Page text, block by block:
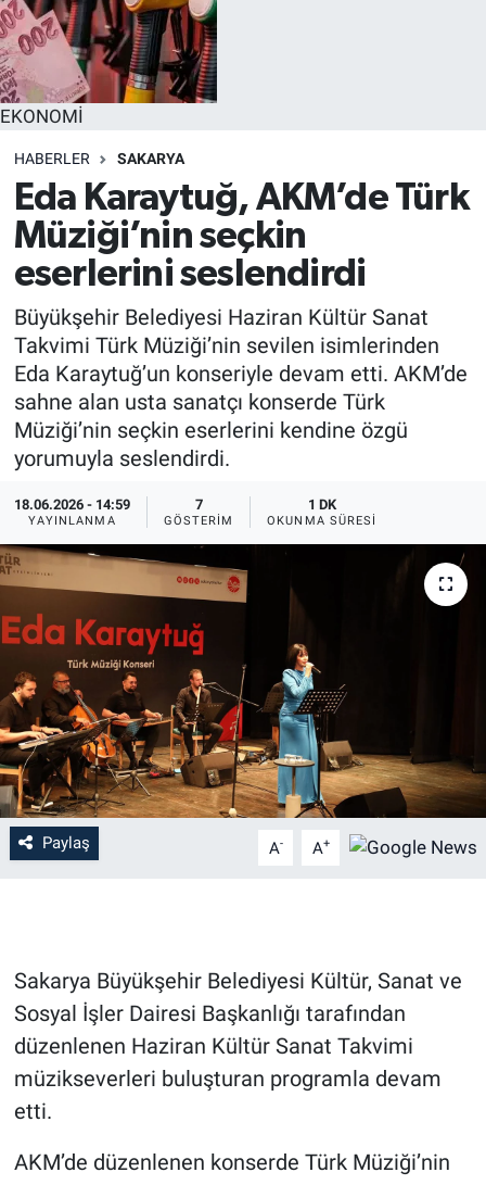
EKONOMİ
HABERLER SAKARYA
Eda Karaytuğ, AKM’de Türk
Müziği’nin seçkin
eserlerini seslendirdi
Büyükşehir Belediyesi Haziran Kültür Sanat
Takvimi Türk Müziği’nin sevilen isimlerinden
Eda Karaytuğ’un konseriyle devam etti. AKM’de
sahne alan usta sanatçı konserde Türk
Müziği’nin seçkin eserlerini kendine özgü
yorumuyla seslendirdi.
18.06.2026 - 14:59
YAYINLANMA
7
GÖSTERIM
1 DK
OKUNMA SÜRESI
Paylaş A- A+
Sakarya Büyükşehir Belediyesi Kültür, Sanat ve
Sosyal İşler Dairesi Başkanlığı tarafından
düzenlenen Haziran Kültür Sanat Takvimi
müzikseverleri buluşturan programla devam
etti.
AKM’de düzenlenen konserde Türk Müziği’nin
EĞİTİM
MAGAZİN
ÖZEL HABER
HALK54 PANORAMA